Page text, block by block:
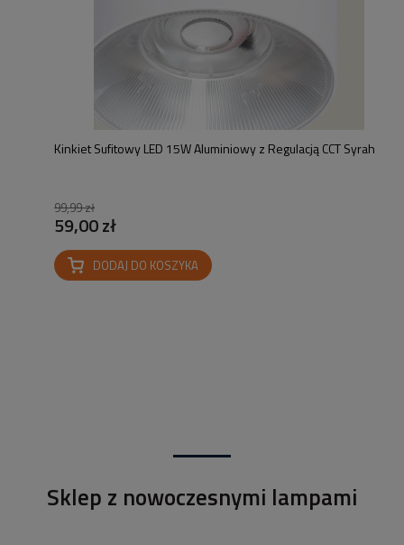
Kinkiet Sufitowy LED 15W Aluminiowy z Regulacją CCT Syrah
99,99 zł
59,00 zł
DODAJ DO KOSZYKA
Sklep z nowoczesnymi lampami